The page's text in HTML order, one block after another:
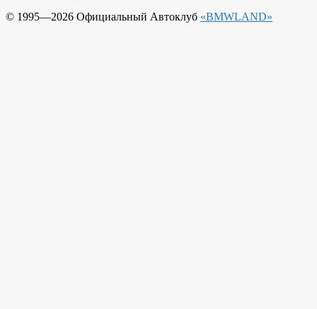
© 1995—2026 Официальный Автоклуб «BMWLAND»